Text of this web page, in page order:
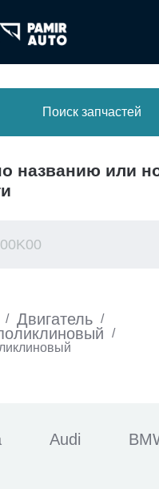
Поиск запчастей
названию или
/ Двигатель /
/
Audi